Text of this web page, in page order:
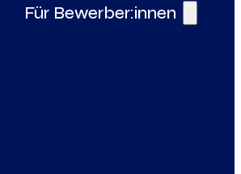
Für Bewerber:innen